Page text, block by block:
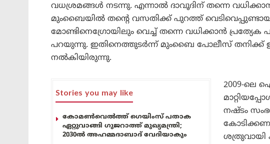
വധശ്രമങ്ങൾ നടന്നു. എന്നാൽ ദാവൂദിന് തന്നെ വധിക്കാൻ
മുംബൈയിൽ തന്റെ വസതിക്ക് പുറത്ത്
മോണ്ടിനെഗ്രോയിലും വെച്ച് തന്നെ വധിക്കാൻ
പറയുന്നു. ഇതിനെത്തുടർന്ന് മുംബൈ പോലീസ് തനിക്ക്
നൽകിയിരുന്നു.
Stories you may like
കോമൺവെൽത്ത് ഗെയിംസ് പതാക
ഏറ്റുവാങ്ങി ഗുജറാത്ത് മുഖ്യമന്ത്രി;
2030ൽ അഹമ്മദാബാദ് വേദിയാകും
2009-ലെ
നഷ്ടം
ശത്രുവായി